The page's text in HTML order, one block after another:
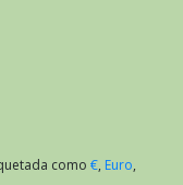
como €, Euro,